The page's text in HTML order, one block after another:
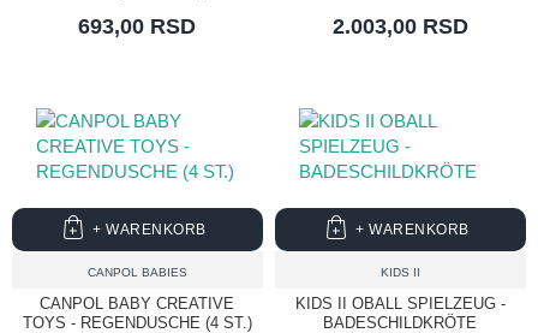
693,00 RSD 2.003,00 RSD
CANPOL BABIES
CANPOL BABY CREATIVE
TOYS - REGENDUSCHE (4 ST.)
+ WARENKORB
KIDS II
KIDS II OBALL SPIELZEUG -
BADESCHILDKRÖTE
+ WARENKORB